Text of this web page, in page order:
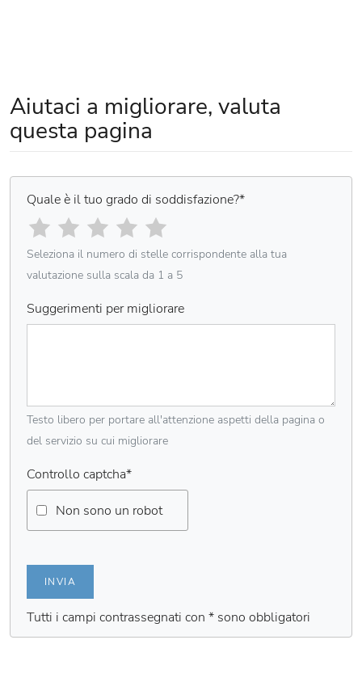
Aiutaci a migliorare, valuta
questa pagina
Quale è il tuo grado di soddisfazione?*
Seleziona il numero di stelle corrispondente alla tua
valutazione sulla scala da 1 a 5
Suggerimenti per migliorare
Testo libero per portare all'attenzione aspetti della pagina o
del servizio su cui migliorare
Controllo captcha*
Non sono un robot
INVIA
Tutti i campi contrassegnati con * sono obbligatori